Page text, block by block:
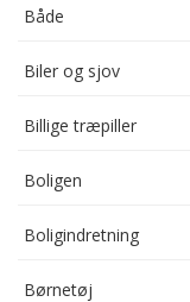
Både
Biler og sjov
Billige træpiller
Boligen
Boligindretning
Børnetøj